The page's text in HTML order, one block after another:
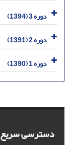
دوره 3 (1394)
دوره 2 (1391)
دوره 1 (1390)
دسترسی سریع